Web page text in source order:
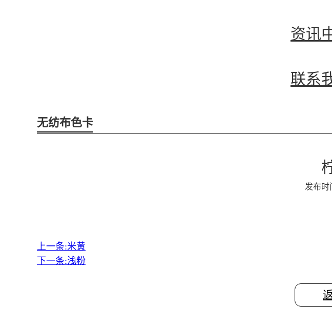
资讯
联系
无纺布色卡
发布时
上一条:米黄
下一条:浅粉